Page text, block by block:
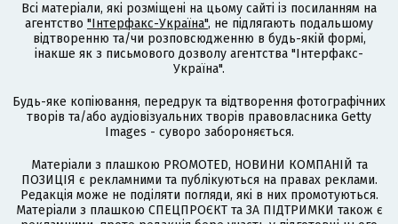
Всі матеріали, які розміщені на цьому сайті із посиланням на
агентство "Інтерфакс-Україна", не підлягають подальшому
відтворенню та/чи розповсюдженню в будь-якій формі,
інакше як з письмового дозволу агентства "Інтерфакс-
Україна".
Будь-яке копіювання, передрук та відтворення фотографічних
творів та/або аудіовізуальних творів правовласника Getty
Images - суворо забороняється.
Матеріали з плашкою PROMOTED, НОВИНИ КОМПАНІЙ та
ПОЗИЦІЯ є рекламними та публікуються на правах реклами.
Редакція може не поділяти погляди, які в них промотуються.
Матеріали з плашкою СПЕЦПРОЄКТ та ЗА ПІДТРИМКИ також є